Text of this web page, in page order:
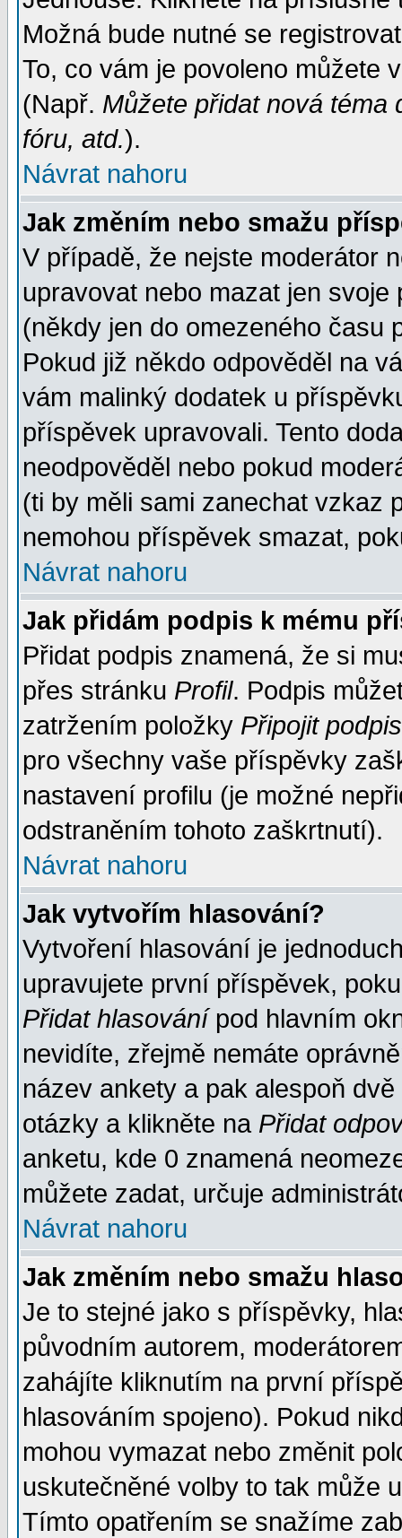
Možná bude nutné se
To, co vám je povoleno můžete
(Např. Můžete přidat nová téma
fóru, atd.).
Návrat nahoru
Jak změním nebo smažu
V případě, že nejste moderátor
upravovat nebo mazat jen
(někdy jen do omezeného
Pokud již někdo odpověděl na
vám malinký dodatek u
příspěvek upravovali. Tento
neodpověděl nebo pokud
(ti by měli sami zanechat vzkaz
nemohou příspěvek smazat,
Návrat nahoru
Jak přidám podpis k mému
Přidat podpis znamená, že si
přes stránku Profil. Podpis
zatržením položky Připojit podpis
pro všechny vaše příspěvky
nastavení profilu (je možné
odstraněním tohoto zaškrtnutí).
Návrat nahoru
Jak vytvořím hlasování?
Vytvoření hlasování je
upravujete první příspěvek,
Přidat hlasovánípod hlavním
nevidíte, zřejmě nemáte
název ankety a pak alespoň
otázky a klikněte na Přidat
anketu, kde 0 znamená
můžete zadat, určuje
Návrat nahoru
Jak změním nebo smažu
Je to stejné jako s příspěvky,
původním autorem,
zahájíte kliknutím na první
hlasováním spojeno). Pokud
mohou vymazat nebo změnit
uskutečněné volby to tak může
Tímto opatřením se snažíme